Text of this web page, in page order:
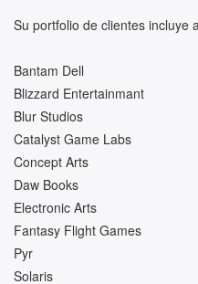
Su portfolio de clientes incluye
Bantam Dell
Blizzard Entertainmant
Blur Studios
Catalyst Game Labs
Concept Arts
Daw Books
Electronic Arts
Fantasy Flight Games
Pyr
Solaris